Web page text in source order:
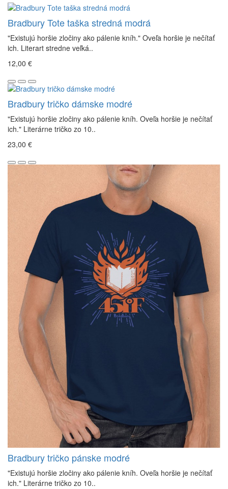
Bradbury Tote taška stredná modrá
"Existujú horšie zločiny ako pálenie kníh." Oveľa horšie je nečítať
ich. Literart stredne veľká..
12,00 €
Bradbury tričko dámske modré
"Existujú horšie zločiny ako pálenie kníh. Oveľa horšie je nečítať
ich." Literárne tričko zo 10..
23,00 €
Bradbury tričko pánske modré
"Existujú horšie zločiny ako pálenie kníh. Oveľa horšie je nečítať
ich." Literárne tričko zo 10..